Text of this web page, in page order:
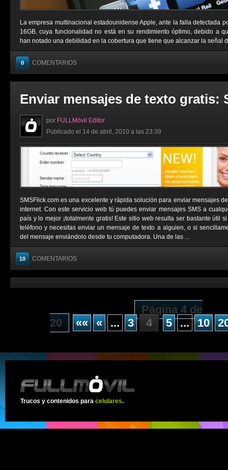
La empresa multinacional estadounidense Apple, ante la falla detectada
16GB, cuya funcionalidad no está en su rendimiento óptimo, debido a
han notado una debilidad en la cobertura que tiene que alcanzar la señal
0 COMENTARIOS
Enviar mensajes de texto gratis:
por FULLMóvil Editor
Publicado el 14 de abril, 2010 a las 23:39
SMSFlick.com es una excelente y rápida solución para enviar mensajes
internet. Con este servicio web tú puedes enviar mensajes SMS a
país y lo mejor ¡totalmente gratis! Este sitio web resulta ser bastante útil
teléfono y necesitas enviar un mensaje de texto a alguien, o si
del mensaje enviándolo desde tu computadora. Una de las ...
10 COMENTARIOS
Página 4 de
20
«« « ... 3 4 5 ... 10
Trucos y contenidos para celulares.